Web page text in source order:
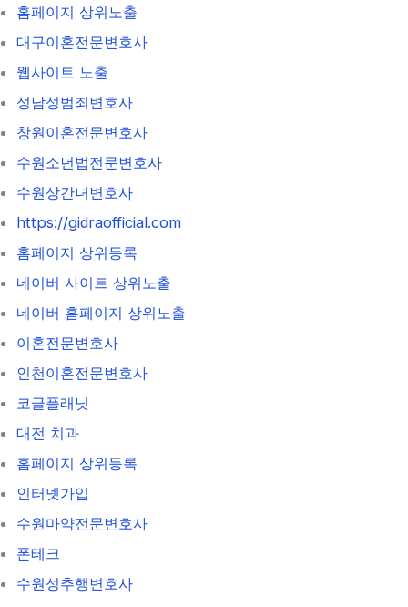
홈페이지 상위노출
대구이혼전문변호사
웹사이트 노출
성남성범죄변호사
창원이혼전문변호사
수원소년법전문변호사
수원상간녀변호사
https://gidraofficial.com
홈페이지 상위등록
네이버 사이트 상위노출
네이버 홈페이지 상위노출
이혼전문변호사
인천이혼전문변호사
코글플래닛
대전 치과
홈페이지 상위등록
인터넷가입
수원마약전문변호사
폰테크
수원성추행변호사